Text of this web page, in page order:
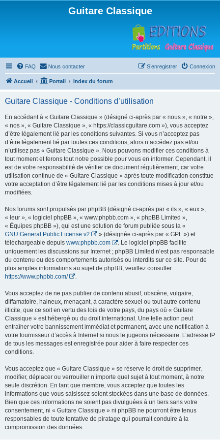
Guitare Classique
FAQ Nous contacter Connexion
S’enregistrer
Accueil Portail Index du forum
Guitare Classique - Conditions d’utilisation
En accédant à « Guitare Classique » (désigné ci-après par « nous », « notre »,
« nos », « Guitare Classique », « https://classicguitare.com »), vous acceptez
d’être légalement lié par les conditions suivantes. Si vous n’acceptez pas
d’être légalement lié par toutes ces conditions, alors n’accédez pas et/ou
n’utilisez pas « Guitare Classique ». Nous pouvons modifier ces conditions à
tout moment et ferons tout notre possible pour vous en informer. Cependant, il
est de votre responsabilité de vérifier ce document régulièrement, car votre
utilisation continue de « Guitare Classique » après toute modification constitue
votre acceptation d’être légalement lié par les conditions mises à jour et/ou
modifiées.
Nos forums sont propulsés par phpBB (désigné ci-après par « ils », « eux »,
« leur », « logiciel phpBB », « www.phpbb.com », « phpBB Limited »,
« Équipes phpBB »), qui est une solution de forum publiée sous la «
GNU General Public License v2
» (désignée ci-après par « GPL ») et
téléchargeable depuis www.phpbb.com
. Le logiciel phpBB facilite
uniquement les discussions sur Internet ; phpBB Limited n’est pas responsable
du contenu ou des comportements autorisés ou interdits sur ce site. Pour de
plus amples informations au sujet de phpBB, veuillez consulter :
https://www.phpbb.com/
Vous acceptez de ne pas publier de contenu abusif, obscène, vulgaire,
diffamatoire, haineux, menaçant, à caractère sexuel ou tout autre contenu
illicite, que ce soit en vertu des lois de votre pays, du pays où « Guitare
Classique » est hébergé ou du droit international. Une telle action peut
entraîner votre bannissement immédiat et permanent, avec une notification à
votre fournisseur d’accès à Internet si nous le jugeons nécessaire. L’adresse IP
de tous les messages est enregistrée pour aider à faire respecter ces
conditions.
Vous acceptez que « Guitare Classique » se réserve le droit de supprimer,
modifier, déplacer ou verrouiller n’importe quel sujet à tout moment, à notre
seule discrétion. En tant que membre, vous acceptez que toutes les
informations que vous saisissez soient stockées dans une base de données.
Bien que ces informations ne soient pas divulguées à un tiers sans votre
consentement, ni « Guitare Classique » ni phpBB ne pourront être tenus
responsables de toute tentative de piratage qui pourrait conduire à la
compromission des données.